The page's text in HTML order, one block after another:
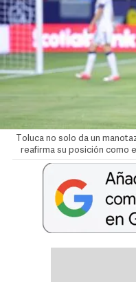
Toluca no solo da un
reafirma su posición como